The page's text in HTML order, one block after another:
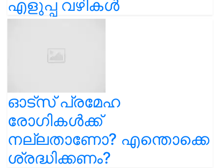
എളുപ്പ വഴികൾ
ഓട്സ് പ്രമേഹ
രോഗികൾക്ക്
നല്ലതാണോ? എന്തൊക്കെ
ശ്രദ്ധിക്കണം?